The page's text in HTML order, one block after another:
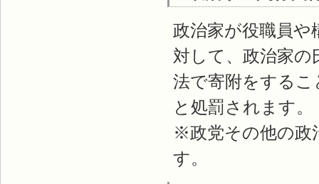
政治家が役職員や
対して、政治家
法で寄附をする
と処罰されます。
※政党その他の政
す。